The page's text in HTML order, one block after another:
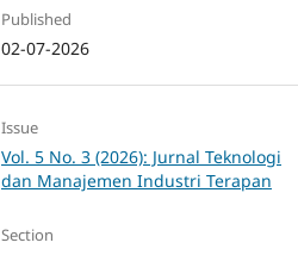
Published
02-07-2026
Issue
Vol. 5 No. 3 (2026): Jurnal Teknologi
dan Manajemen Industri Terapan
Section